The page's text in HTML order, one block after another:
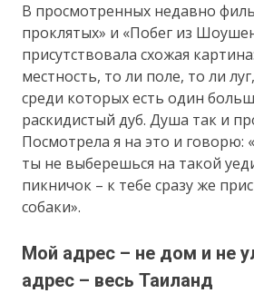
В просмотренных недавно
проклятых» и «Побег из
присутствовала схожая
местность, то ли поле, то ли
среди которых есть один
раскидистый дуб. Душа так и
Посмотрела я на это и говорю:
ты не выберешься на такой
пикничок – к тебе сразу же
собаки».
Мой адрес – не дом и не
адрес – весь Таиланд